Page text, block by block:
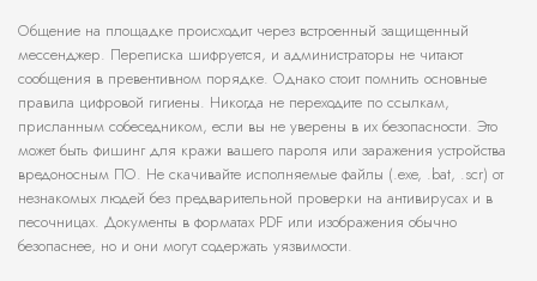
Общение на площадке происходит через встроенный защищенный
мессенджер. Переписка шифруется, и администраторы не читают
сообщения в превентивном порядке. Однако стоит помнить основные
правила цифровой гигиены. Никогда не переходите по ссылкам,
присланным собеседником, если вы не уверены в их безопасности. Это
может быть фишинг для кражи вашего пароля или заражения устройства
вредоносным ПО. Не скачивайте исполняемые файлы (.exe, .bat, .scr) от
незнакомых людей без предварительной проверки на антивирусах и в
песочницах. Документы в форматах PDF или изображения обычно
безопаснее, но и они могут содержать уязвимости.